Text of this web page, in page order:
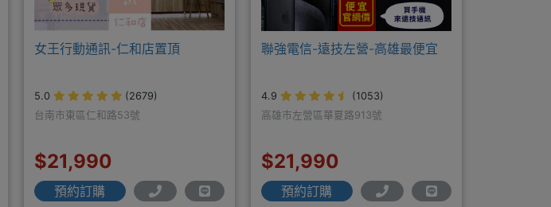
女王行動通訊-仁和店置頂
5.0
(2679)
台南市東區仁和路53號
$21,990
預約訂購
聯強電信-遠技左營-高雄最便宜
4.9
(1053)
高雄市左營區華夏路913號
$21,990
預約訂購